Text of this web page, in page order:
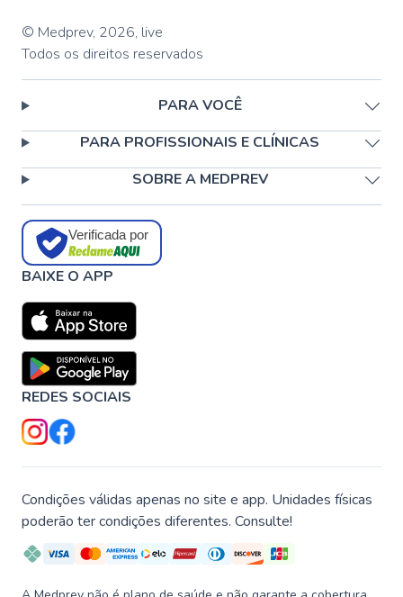
© Medprev, 2026, live
Todos os direitos reservados
PARA VOCÊ
PARA PROFISSIONAIS E CLÍNICAS
SOBRE A MEDPREV
Verificada por
BAIXE O APP
REDES SOCIAIS
Condições válidas apenas no site e app. Unidades físicas
poderão ter condições diferentes. Consulte!